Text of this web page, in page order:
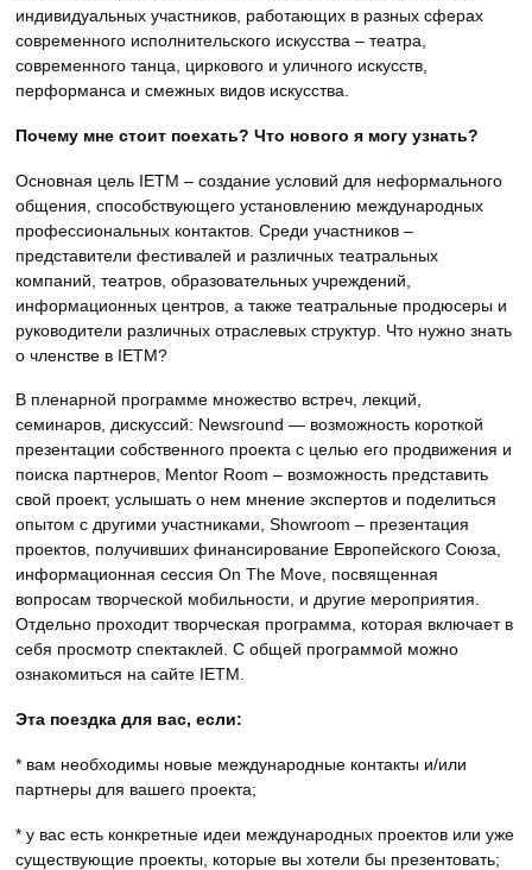
индивидуальных участников, работающих в разных сферах
современного исполнительского искусства – театра,
современного танца, циркового и уличного искусств,
перформанса и смежных видов искусства.
Почему мне стоит поехать? Что нового я могу узнать?
Основная цель IETM – создание условий для неформального
общения, способствующего установлению международных
профессиональных контактов. Среди участников –
представители фестивалей и различных театральных
компаний, театров, образовательных учреждений,
информационных центров, а также театральные продюсеры и
руководители различных отраслевых структур. Что нужно знать
о членстве в IETM?
В пленарной программе множество встреч, лекций,
семинаров, дискуссий: Newsround — возможность короткой
презентации собственного проекта с целью его продвижения и
поиска партнеров, Mentor Room – возможность представить
свой проект, услышать о нем мнение экспертов и поделиться
опытом с другими участниками, Showroom – презентация
проектов, получивших финансирование Европейского Союза,
информационная сессия On The Move, посвященная
вопросам творческой мобильности, и другие мероприятия.
Отдельно проходит творческая программа, которая включает в
себя просмотр спектаклей. С общей программой можно
ознакомиться на сайте IETM.
Эта поездка для вас, если:
* вам необходимы новые международные контакты и/или
партнеры для вашего проекта;
* у вас есть конкретные идеи международных проектов или уже
существующие проекты, которые вы хотели бы презентовать;